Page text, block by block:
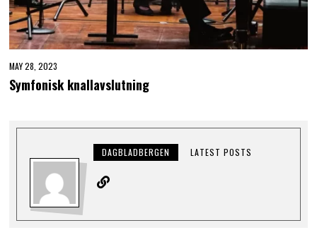
MAY 28, 2023
Symfonisk knallavslutning
DAGBLADBERGEN LATEST POSTS